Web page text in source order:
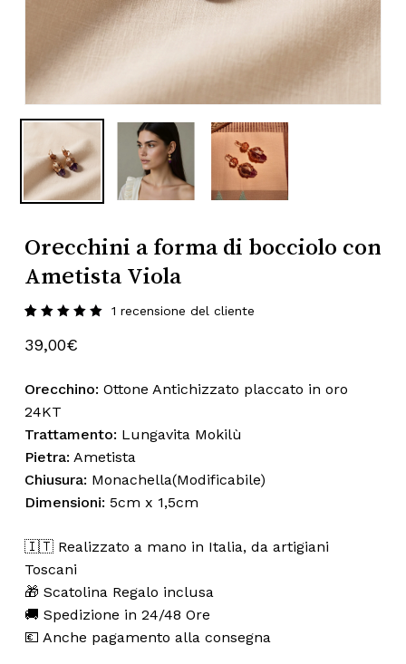
Subtotale: 0,00
Visualizza Carrello Pagamento
Orecchini a forma di bocciolo con
Ametista Viola
5.00su
5 su
1 recensione del cliente
39,00€
Orecchino: Ottone Antichizzato placcato in oro
24KT
Trattamento: Lungavita Mokilù
Pietra: Ametista
Chiusura: Monachella(Modificabile)
Dimensioni: 5cm x 1,5cm
🇮🇹 Realizzato a mano in Italia, da artigiani
Toscani
🎁 Scatolina Regalo inclusa
🚚 Spedizione in 24/48 Ore
💶 Anche pagamento alla consegna
Nome
Email*
Salva il mio nome, email e sito web
in questo browser per la prossima